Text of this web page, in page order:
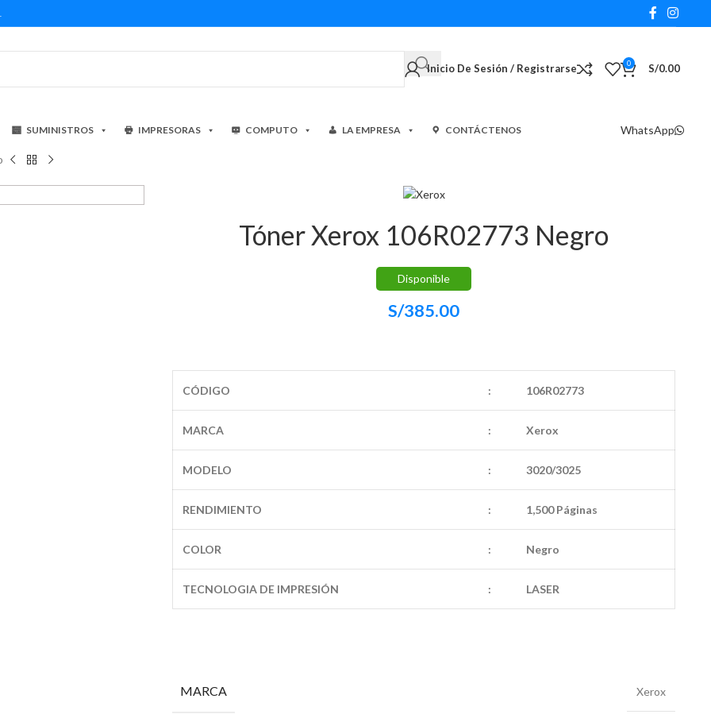
Inicio De Sesión / Registrarse 0 S/0.00
SUMINISTROS IMPRESORAS COMPUTO LA EMPRESA CONTÁCTENOS WhatsApp
Tóner Xerox 106R02773 Negro
Disponible
S/385.00
CÓDIGO : 106R02773
MARCA : Xerox
MODELO : 3020/3025
RENDIMIENTO : 1,500 Páginas
COLOR : Negro
TECNOLOGIA DE IMPRESIÓN : LASER
MARCA Xerox